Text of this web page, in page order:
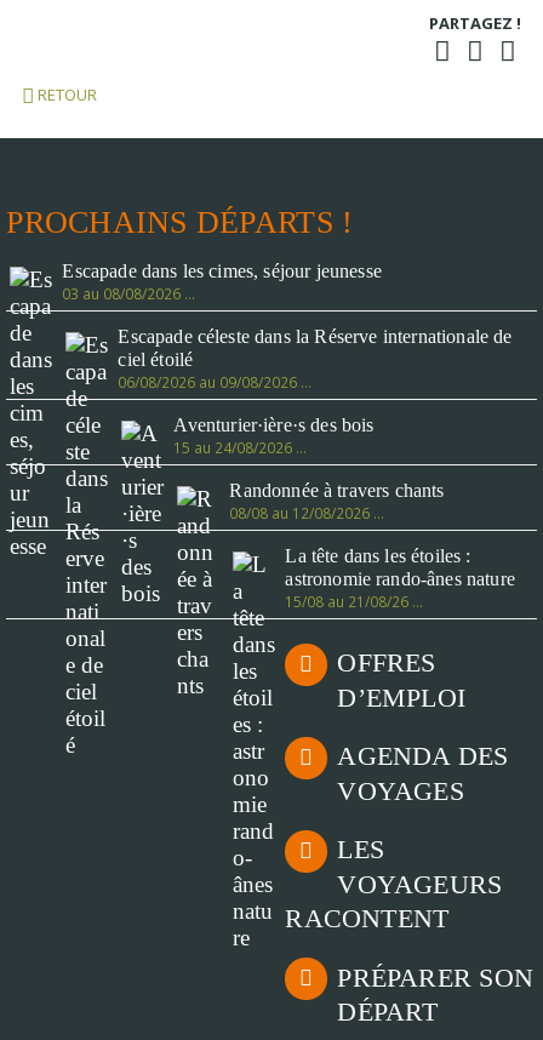
PARTAGEZ !
RETOUR
PROCHAINS DÉPARTS !
Escapade dans les cimes, séjour jeunesse
03 au 08/08/2026 …
Escapade céleste dans la Réserve internationale de
ciel étoilé
06/08/2026 au 09/08/2026 …
Aventurier·ière·s des bois
15 au 24/08/2026 …
Randonnée à travers chants
08/08 au 12/08/2026 …
La tête dans les étoiles :
astronomie rando-ânes nature
15/08 au 21/08/26 …
OFFRES
D’EMPLOI
AGENDA DES
VOYAGES
LES
VOYAGEURS
RACONTENT
PRÉPARER SON
DÉPART